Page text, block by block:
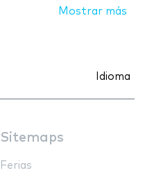
Mostrar más
Idioma
Sitemaps
Ferias